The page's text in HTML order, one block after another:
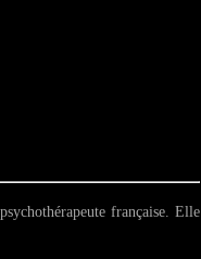
française. Elle